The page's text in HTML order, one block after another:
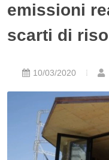
emissioni
scarti di
10/03/2020